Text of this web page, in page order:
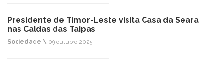
Presidente de Timor-Leste visita Casa da Seara
nas Caldas das Taipas
Sociedade \ 09 outubro 2025